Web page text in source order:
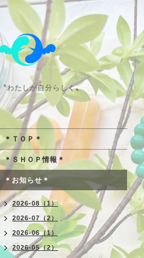
〝わたしが自分らしく〟
＊ＴＯＰ＊
＊ＳＨＯＰ情報＊
＊お知らせ＊
2026-08（1）
2026-07（2）
2026-06（1）
2026-05（2）